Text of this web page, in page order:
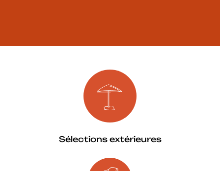
Sélections extérieures